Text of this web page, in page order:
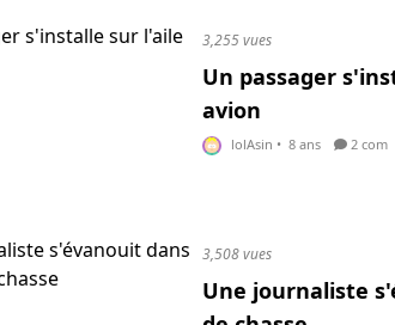
3,255 vues
Un passager
avion
lolAsin • 8 ans 2 com
3,508 vues
Une journaliste